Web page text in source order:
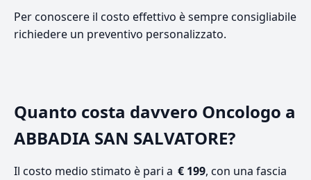
Per conoscere il costo effettivo è sempre consigliabile
richiedere un preventivo personalizzato.
Quanto costa davvero Oncologo a
ABBADIA SAN SALVATORE?
Il costo medio stimato è pari a € 199, con una fascia